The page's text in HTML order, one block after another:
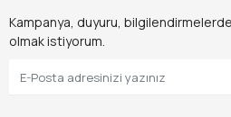
Kampanya, duyuru,
olmak istiyorum.